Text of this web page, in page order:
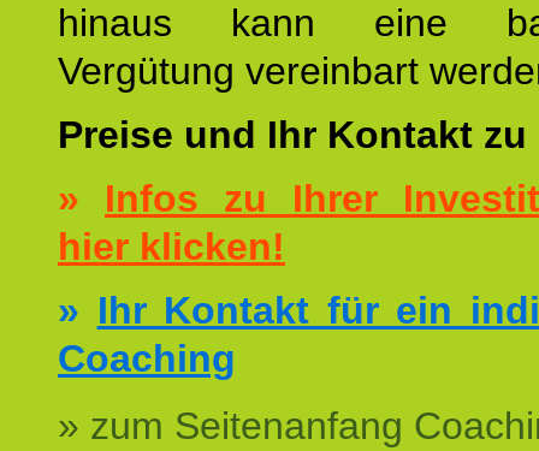
hinaus kann eine
Vergütung vereinbart
Preise und Ihr Kontakt
» Infos zu Ihrer
hier klicken!
» Ihr Kontakt für ein
Coaching
» zum Seitenanfang